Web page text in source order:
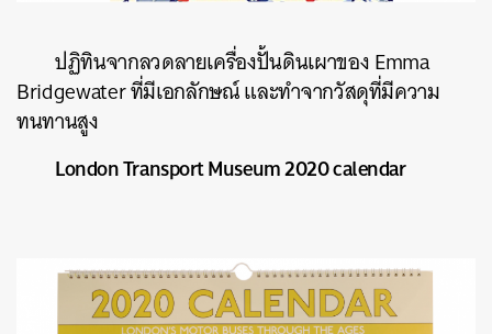
ปฏิทินจากลวดลายเครื่องปั้นดินเผาของEmma
Bridgewaterที่มีเอกลักษณ์และทำจากวัสดุที่มีความ
ทนทานสูง
London Transport Museum 2020 calendar